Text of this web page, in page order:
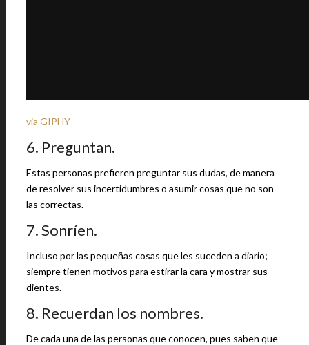
via GIPHY
6. Preguntan.
Estas personas prefieren preguntar sus dudas, de manera
de resolver sus incertidumbres o asumir cosas que no son
las correctas.
7. Sonríen.
Incluso por las pequeñas cosas que les suceden a diario;
siempre tienen motivos para estirar la cara y mostrar sus
dientes.
8. Recuerdan los nombres.
De cada una de las personas que conocen, pues saben que